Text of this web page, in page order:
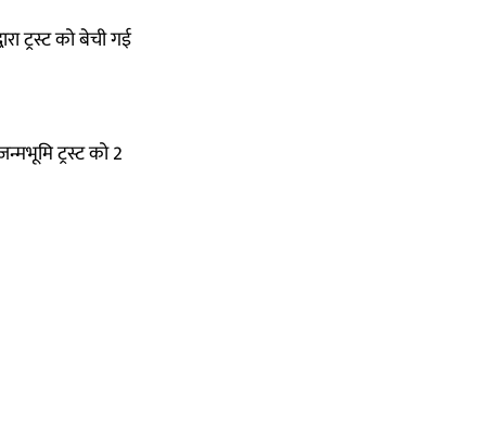
ट्रस्ट को बेची गई
ट्रस्ट को 2